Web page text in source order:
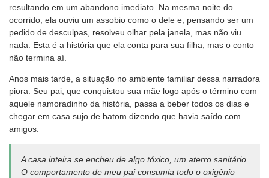
resultando em um abandono imediato. Na mesma noite do
ocorrido, ela ouviu um assobio como o dele e, pensando ser um
pedido de desculpas, resolveu olhar pela janela, mas não viu
nada. Esta é a história que ela conta para sua filha, mas o conto
não termina aí.
Anos mais tarde, a situação no ambiente familiar dessa narradora
piora. Seu pai, que conquistou sua mãe logo após o término com
aquele namoradinho da história, passa a beber todos os dias e
chegar em casa sujo de batom dizendo que havia saído com
amigos.
A casa inteira se encheu de algo tóxico, um aterro sanitário.
O comportamento de meu pai consumia todo o oxigênio